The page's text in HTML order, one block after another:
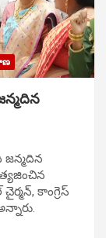
కాంగ్రెస్